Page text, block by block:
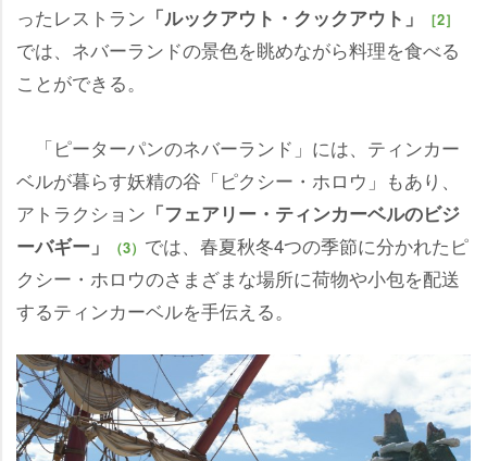
ったレストラン 「ルックアウト・クックアウト」 ［2］
では、ネバーランドの景色を眺めながら料理を食べる
ことができる。
「ピーターパンのネバーランド」には、ティンカー
ベルが暮らす妖精の谷「ピクシー・ホロウ」もあり、
アトラクション 「フェアリー・ティンカーベルのビジ
ーバギー」
（3） では、春夏秋冬4つの季節に分かれたピ
クシー・ホロウのさまざまな場所に荷物や小包を配送
するティンカーベルを手伝える。